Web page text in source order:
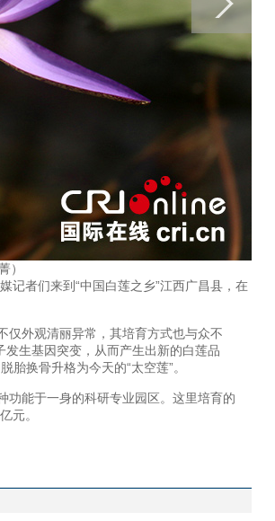
）
记者们来到“中国白莲之乡”江西广昌县，在
外观清丽异常，其培育方式也与众不
发生基因突变，从而产生出新的白莲品
换骨升格为今天的“太空莲”。
能于一身的科研专业园区。这里培育的
元。